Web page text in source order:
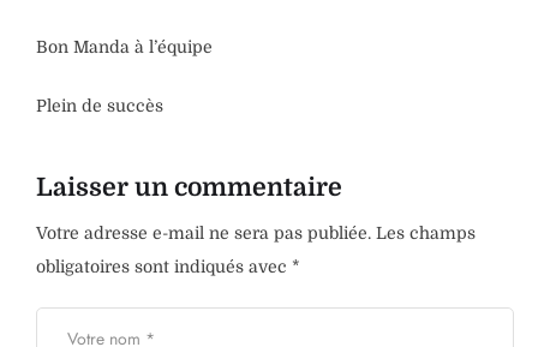
Bon Manda à l’équipe
Plein de succès
Laisser un commentaire
Votre adresse e-mail ne sera pas publiée. Les champs
obligatoires sont indiqués avec *